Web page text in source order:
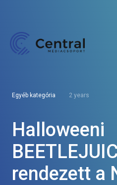
Egyéb kategória 2 years
Halloweeni
rendezett a